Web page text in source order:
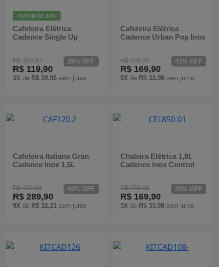
CUPOM DE 20%
Cafeteira Elétrica
Cadence Single Up
R$ 169,90
R$ 119,90
3X de R$ 39,96 sem juros
29% OFF
Cafeteira Elétrica
Cadence Urban Pop Inox
R$ 299,90
R$ 169,90
5X de R$ 33,98 sem juros
43% OFF
Cafeteira Italiana Gran
Cadence Inox 1,5L
R$ 499,90
R$ 289,90
9X de R$ 32,21 sem juros
42% OFF
Chaleira Elétrica 1,8L
Cadence Inox Control
R$ 279,90
R$ 169,90
5X de R$ 33,98 sem juros
39% OFF